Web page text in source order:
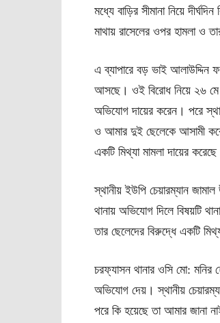
মধ্যে বাড়ির সীমানা নিয়ে
মাথায় রাসেলের ওপর হামলা ও
এ ব্যাপারে বড় ভাই আলাউদ্দিন
আসছে। ওই বিরোধ নিয়ে ২৬ মে
অভিযোগ দায়ের করেন। পরে
ও আমার দুই ছেলেকে আসামী
একটি মিথ্যা মামলা দায়ের
স্থানীয় ইউপি চেয়ারম্যান জামাল
থানায় অভিযোগ দিলে বিষয়টি
তার ছেলেদের বিরুদ্ধে একটি
চরফ্যাসন থানার ওসি মো: মনির
অভিযোগ দেয়। স্থানীয়
পরে কি হয়েছে তা আমার জানা